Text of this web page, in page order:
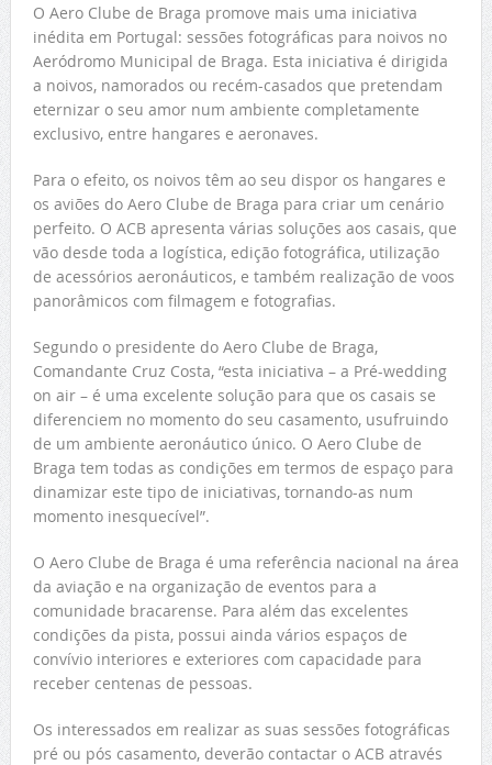
O Aero Clube de Braga promove mais uma iniciativa
inédita em Portugal: sessões fotográficas para noivos no
Aeródromo Municipal de Braga. Esta iniciativa é dirigida
a noivos, namorados ou recém-casados que pretendam
eternizar o seu amor num ambiente completamente
exclusivo, entre hangares e aeronaves.
Para o efeito, os noivos têm ao seu dispor os hangares e
os aviões do Aero Clube de Braga para criar um cenário
perfeito. O ACB apresenta várias soluções aos casais, que
vão desde toda a logística, edição fotográfica, utilização
de acessórios aeronáuticos, e também realização de voos
panorâmicos com filmagem e fotografias.
Segundo o presidente do Aero Clube de Braga,
Comandante Cruz Costa, “esta iniciativa – a Pré-wedding
on air – é uma excelente solução para que os casais se
diferenciem no momento do seu casamento, usufruindo
de um ambiente aeronáutico único. O Aero Clube de
Braga tem todas as condições em termos de espaço para
dinamizar este tipo de iniciativas, tornando-as num
momento inesquecível”.
O Aero Clube de Braga é uma referência nacional na área
da aviação e na organização de eventos para a
comunidade bracarense. Para além das excelentes
condições da pista, possui ainda vários espaços de
convívio interiores e exteriores com capacidade para
receber centenas de pessoas.
Os interessados em realizar as suas sessões fotográficas
pré ou pós casamento, deverão contactar o ACB através